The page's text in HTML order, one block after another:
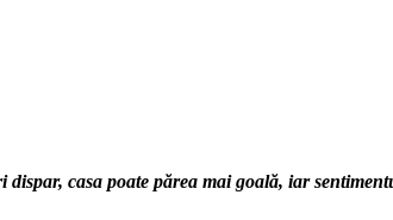
casa poate părea mai goală, iar